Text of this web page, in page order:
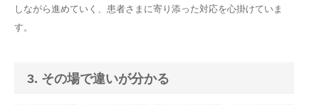
しながら進めていく、患者さまに寄り添った対応を心掛けていま
す。
3. その場で違いが分かる